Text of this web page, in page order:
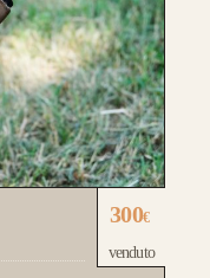
per la
legno.
e
300€
venduto